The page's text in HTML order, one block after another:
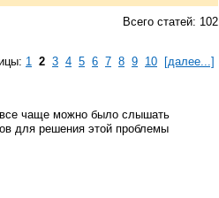
Всего статей: 102
1 2 3 4 5 6 7 8 9 10 [далее...]
все чаще можно было слышать
для решения этой проблемы